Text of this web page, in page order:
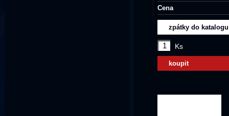
Cena
zpátky do katalogu
Ks
koupit